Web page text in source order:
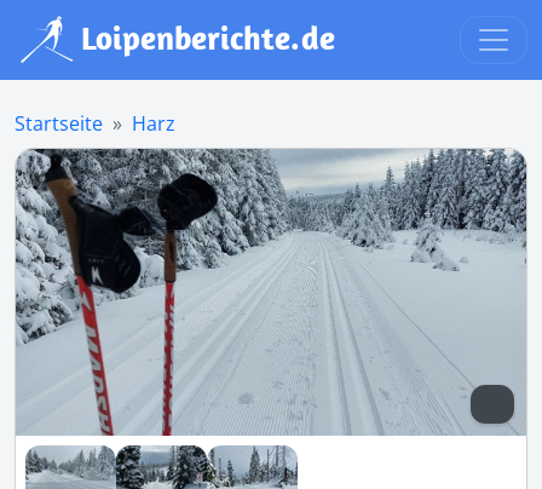
Startseite Harz